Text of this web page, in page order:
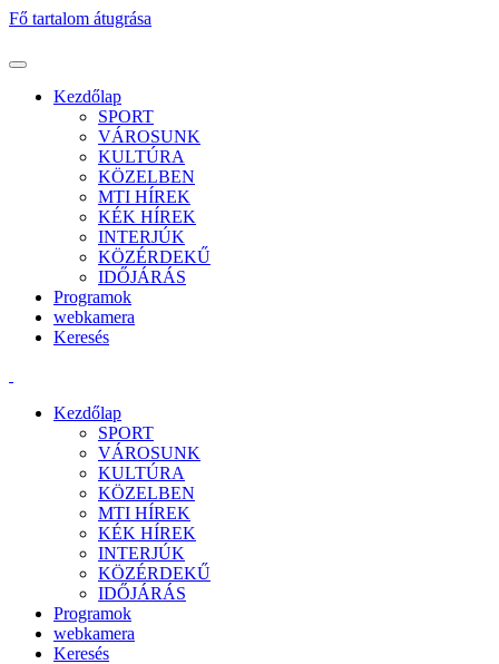
Fő tartalom átugrása
Kezdőlap
SPORT
VÁROSUNK
KULTÚRA
KÖZELBEN
MTI HÍREK
KÉK HÍREK
INTERJÚK
KÖZÉRDEKŰ
IDŐJÁRÁS
Programok
webkamera
Keresés
Kezdőlap
SPORT
VÁROSUNK
KULTÚRA
KÖZELBEN
MTI HÍREK
KÉK HÍREK
INTERJÚK
KÖZÉRDEKŰ
IDŐJÁRÁS
Programok
webkamera
Keresés